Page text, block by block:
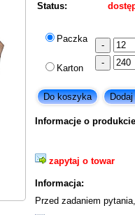
Status:
Paczka
Karton
Informacje o produkcie
zapytaj o towar
Informacja:
Przed zadaniem